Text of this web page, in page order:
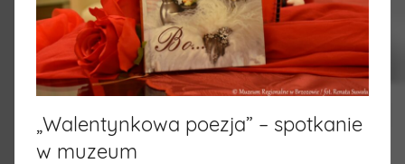
„Walentynkowa poezja” – spotkanie
w muzeum